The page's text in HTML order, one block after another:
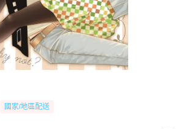
國家/地區配送